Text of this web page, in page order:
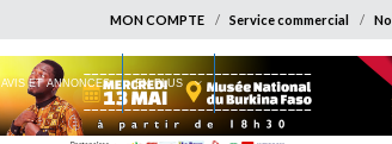
MON COMPTE Service commercial
AVIS ET ANNONCES EN PLUS